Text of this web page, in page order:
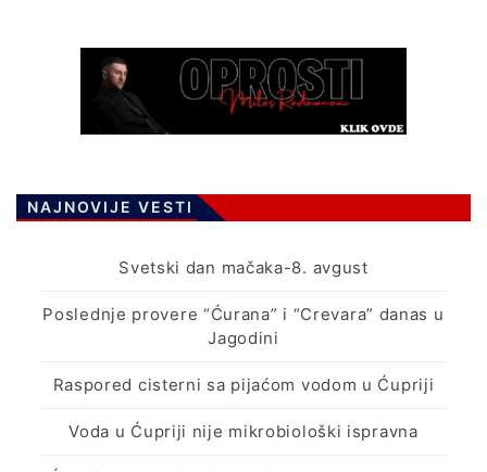
NAJNOVIJE VESTI
Svetski dan mačaka-8. avgust
Poslednje provere “Ćurana” i “Crevara” danas u
Jagodini
Raspored cisterni sa pijaćom vodom u Ćupriji
Voda u Ćupriji nije mikrobiološki ispravna